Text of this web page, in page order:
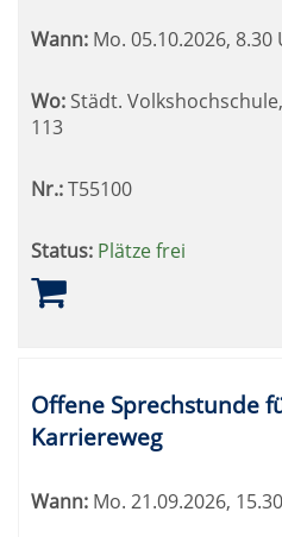
Wann: Mo. 05.10.2026, 8.30
Wo: Städt.
113
Nr.:T55100
Status: Plätze frei
Offene Sprechstunde
Karriereweg
Wann: Mo. 21.09.2026,